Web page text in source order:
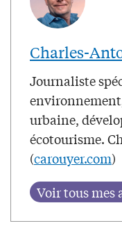
Charles-
Journaliste
urbaine,
écotourisme.
(carouyer.com)